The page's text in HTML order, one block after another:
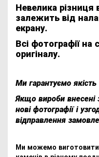
Невелика різниця
залежить від
екрану.
Всі фотографії на
оригіналу.
Ми гарантуємо
Якщо вироби
нові фотографії і
відправлення
Ми можемо виготовити